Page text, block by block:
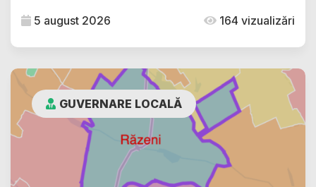
5 august 2026 164 vizualizări
GUVERNARE LOCALĂ